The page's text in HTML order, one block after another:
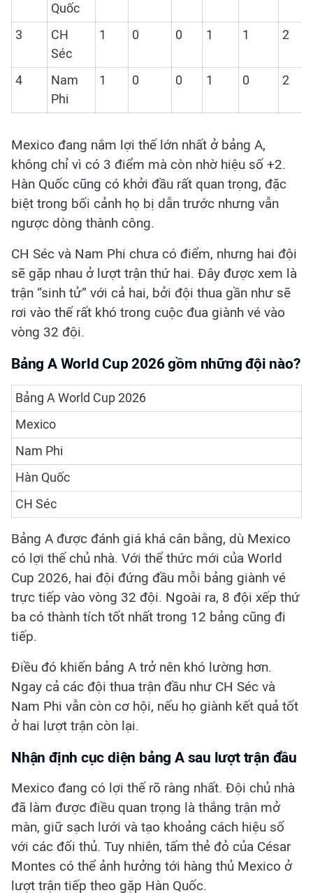
Quốc
3
CH
Séc
1 0 0 1 1 2
4
Nam
Phi
1 0 0 1 0 2
Mexico đang nắm lợi thế lớn nhất ở bảng A,
không chỉ vì có 3 điểm mà còn nhờ hiệu số +2.
Hàn Quốc cũng có khởi đầu rất quan trọng, đặc
biệt trong bối cảnh họ bị dẫn trước nhưng vẫn
ngược dòng thành công.
CH Séc và Nam Phi chưa có điểm, nhưng hai đội
sẽ gặp nhau ở lượt trận thứ hai. Đây được xem là
trận “sinh tử” với cả hai, bởi đội thua gần như sẽ
rơi vào thế rất khó trong cuộc đua giành vé vào
vòng 32 đội.
Bảng A World Cup 2026 gồm những đội nào?
Bảng A World Cup 2026
Mexico
Nam Phi
Hàn Quốc
CH Séc
Bảng A được đánh giá khá cân bằng, dù Mexico
có lợi thế chủ nhà. Với thể thức mới của World
Cup 2026, hai đội đứng đầu mỗi bảng giành vé
trực tiếp vào vòng 32 đội. Ngoài ra, 8 đội xếp thứ
ba có thành tích tốt nhất trong 12 bảng cũng đi
tiếp.
Điều đó khiến bảng A trở nên khó lường hơn.
Ngay cả các đội thua trận đầu như CH Séc và
Nam Phi vẫn còn cơ hội, nếu họ giành kết quả tốt
ở hai lượt trận còn lại.
Nhận định cục diện bảng A sau lượt trận đầu
Mexico đang có lợi thế rõ ràng nhất. Đội chủ nhà
đã làm được điều quan trọng là thắng trận mở
màn, giữ sạch lưới và tạo khoảng cách hiệu số
với các đối thủ. Tuy nhiên, tấm thẻ đỏ của César
Montes có thể ảnh hưởng tới hàng thủ Mexico ở
lượt trận tiếp theo gặp Hàn Quốc.